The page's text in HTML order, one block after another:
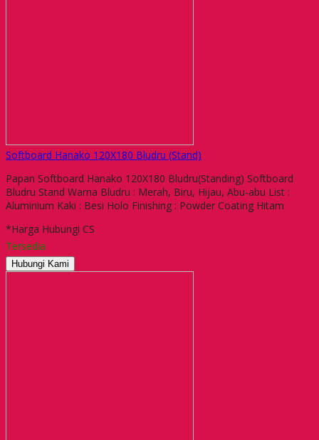
Softboard Hanako 120X180 Bludru (Stand)
Papan Softboard Hanako 120X180 Bludru(Standing) Softboard
Bludru Stand Warna Bludru : Merah, Biru, Hijau, Abu-abu List :
Aluminium Kaki : Besi Holo Finishing : Powder Coating Hitam
*Harga Hubungi CS
Tersedia
Hubungi Kami